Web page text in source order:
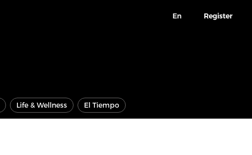
En Register
Life & Wellness El Tiempo